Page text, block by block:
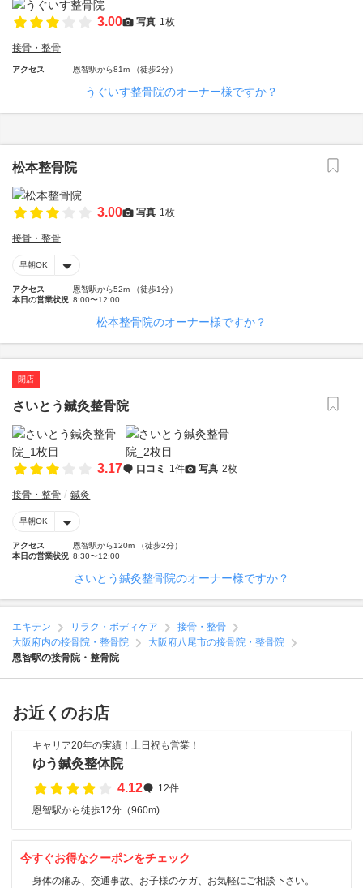
3.00 写真 1枚
接骨・整骨
アクセス 恩智駅から81m （徒歩2分）
うぐいす整骨院のオーナー様ですか？
松本整骨院
3.00 写真 1枚
接骨・整骨
早朝OK
アクセス
恩智駅から52m （徒歩1分）
本日の営業状況 8:00〜12:00
松本整骨院のオーナー様ですか？
閉店
さいとう鍼灸整骨院
3.17 口コミ 1件 写真 2枚
接骨・整骨 鍼灸
早朝OK
アクセス
恩智駅から120m （徒歩2分）
本日の営業状況 8:30〜12:00
さいとう鍼灸整骨院のオーナー様ですか？
エキテン リラク・ボディケア
接骨・整骨
大阪府内の接骨院・整骨院
大阪府八尾市の接骨院・整骨院
恩智駅の接骨院・整骨院
お近くのお店
キャリア20年の実績！土日祝も営業！
ゆう鍼灸整体院
4.12
12件
恩智駅から徒歩12分（960m)
今すぐお得なクーポンをチェック
身体の痛み、交通事故、お子様のケガ、お気軽にご相談下さい。